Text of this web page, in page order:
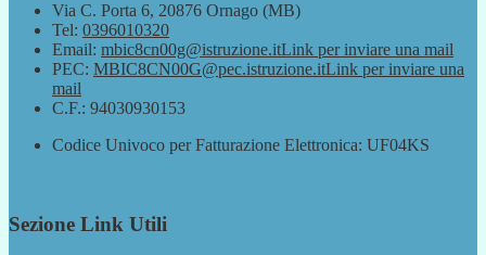
Via C. Porta 6, 20876 Ornago (MB)
Tel: 0396010320
Email: mbic8cn00g@istruzione.itLink per inviare una mail
PEC: MBIC8CN00G@pec.istruzione.itLink per inviare una
mail
C.F.: 94030930153
Codice Univoco per Fatturazione Elettronica: UF04KS
Sezione Link Utili